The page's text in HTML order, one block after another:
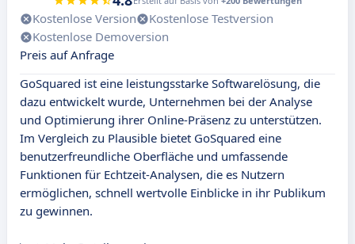
Kostenlose Version
Kostenlose Testversion
Kostenlose Demoversion
Preis auf Anfrage
GoSquared ist eine leistungsstarke Softwarelösung, die
dazu entwickelt wurde, Unternehmen bei der Analyse
und Optimierung ihrer Online-Präsenz zu unterstützen.
Im Vergleich zu Plausible bietet GoSquared eine
benutzerfreundliche Oberfläche und umfassende
Funktionen für Echtzeit-Analysen, die es Nutzern
ermöglichen, schnell wertvolle Einblicke in ihr Publikum
zu gewinnen.